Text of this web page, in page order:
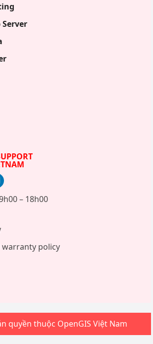
Server
– 18h00
warranty policy
quyền thuộc OpenGIS Việt Nam